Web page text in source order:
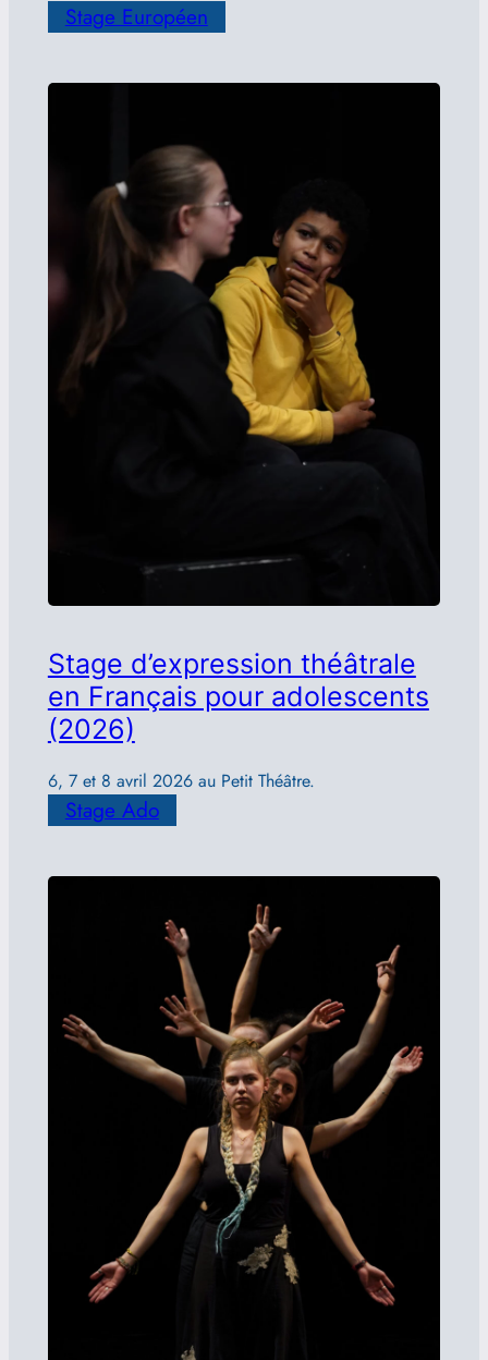
Stage Européen
Stage d’expression théâtrale
en Français pour adolescents
(2026)
6, 7 et 8 avril 2026 au Petit Théâtre.
Stage Ado